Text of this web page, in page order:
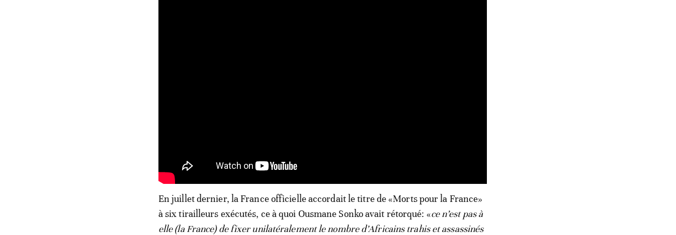
En juillet dernier, la France officielle accordait le titre de «Morts pour la France»
à six tirailleurs exécutés, ce à quoi Ousmane Sonko avait rétorqué: «ce n’est pas à
elle (la France) de fixer unilatéralement le nombre d’Africains trahis et assassinés